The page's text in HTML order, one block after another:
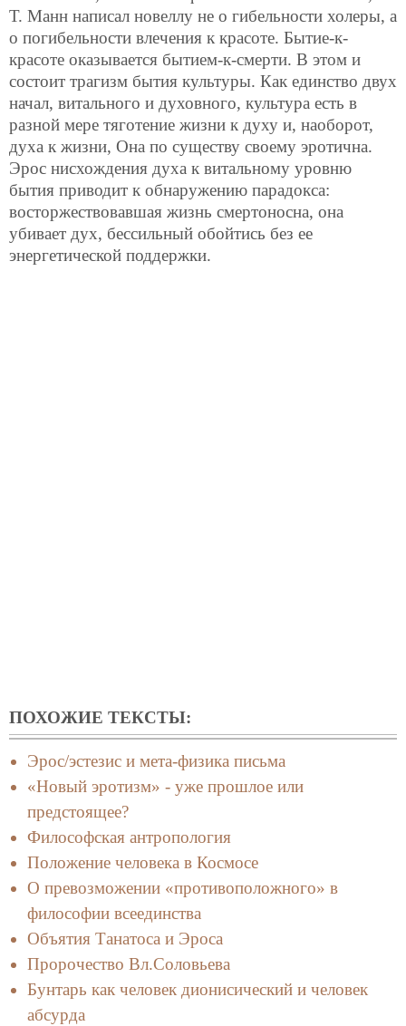
Т. Манн написал новеллу не о гибельности холеры, а
о погибельности влечения к красоте. Бытие-к-
красоте оказывается бытием-к-смерти. В этом и
состоит трагизм бытия культуры. Как единство двух
начал, витального и духовного, культура есть в
разной мере тяготение жизни к духу и, наоборот,
духа к жизни, Она по существу своему эротична.
Эрос нисхождения духа к витальному уровню
бытия приводит к обнаружению парадокса:
восторжествовавшая жизнь смертоносна, она
убивает дух, бессильный обойтись без ее
энергетической поддержки.
ПОХОЖИЕ ТЕКСТЫ:
Эрос/эстезис и мета-физика письма
«Новый эротизм» - уже прошлое или
предстоящее?
Философская антропология
Положение человека в Космосе
О превозможении «противоположного» в
философии всеединства
Объятия Танатоса и Эроса
Пророчество Вл.Соловьева
Бунтарь как человек дионисический и человек
абсурда